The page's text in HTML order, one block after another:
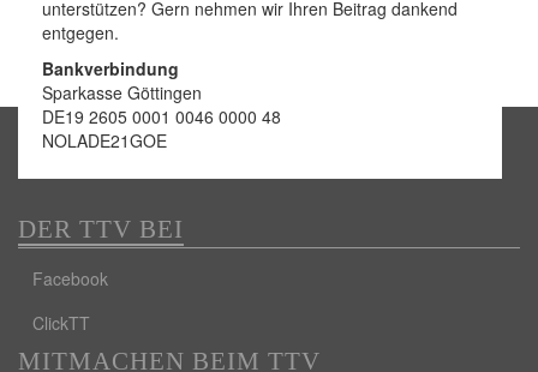
unterstützen? Gern nehmen wir Ihren Beitrag dankend
entgegen.
Bankverbindung
Sparkasse Göttingen
DE19 2605 0001 0046 0000 48
NOLADE21GOE
DER TTV BEI
Facebook
ClickTT
MITMACHEN BEIM TTV